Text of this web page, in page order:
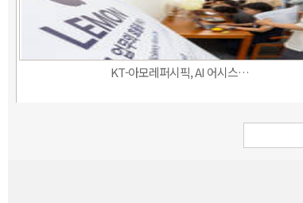
KT-아모레퍼시픽, AI 어시스…